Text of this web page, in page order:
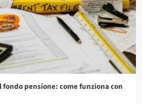
fondo pensione: come funziona con